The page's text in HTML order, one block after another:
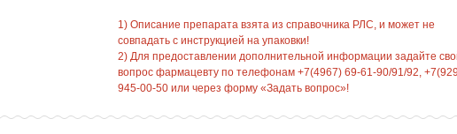
1) Описание препарата взята из справочника РЛС, и может не
совпадать с инструкцией на упаковки!
2) Для предоставлении дополнительной информации задайте
вопрос фармацевту по телефонам +7(4967) 69-61-90/91/92,
945-00-50 или через форму «Задать вопрос»!